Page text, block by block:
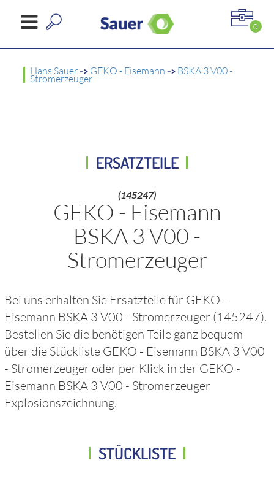
0
Hans Sauer-> GEKO - Eisemann -> BSKA 3 V00 -
Stromerzeuger
ERSATZTEILE
(145247)
GEKO - Eisemann
BSKA 3 V00 -
Stromerzeuger
Bei uns erhalten Sie Ersatzteile für GEKO -
Eisemann BSKA 3 V00 - Stromerzeuger (145247).
Bestellen Sie die benötigen Teile ganz bequem
über die Stückliste GEKO - Eisemann BSKA 3 V00
- Stromerzeuger oder per Klick in der GEKO -
Eisemann BSKA 3 V00 - Stromerzeuger
Explosionszeichnung.
STÜCKLISTE